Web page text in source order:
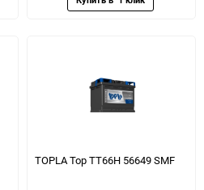
TOPLA Top TT66H 56649 SMF